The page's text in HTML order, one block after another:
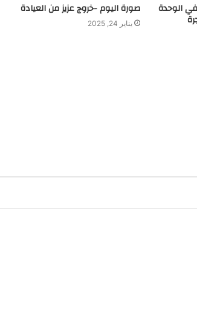
في الوحدة صورة اليوم -خروج عزيز من العيادة
يناير 24, 2025